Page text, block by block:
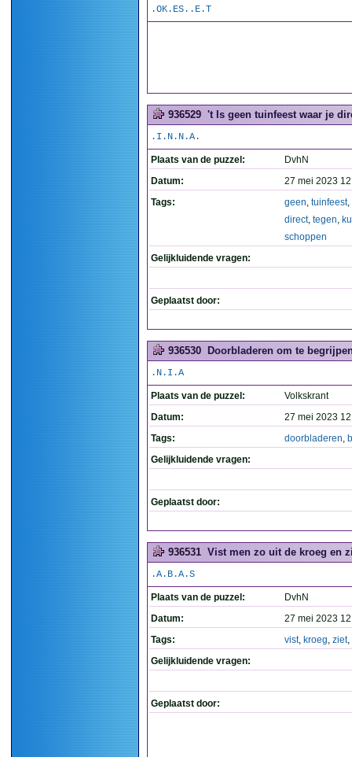
.OK.ES..E.T
936529 't Is geen tuinfeest waar je
.I.N.N.A.
Plaats van de puzzel:
DvhN
Datum:
27 mei 2023
Tags:
geen, tuinfeest,
direct, tegen,
schoppen
Gelijkluidende vragen:
Geplaatst door:
936530 Doorbladeren om te
.N.I.A
Plaats van de puzzel:
Volkskrant
Datum:
27 mei 2023
Tags:
doorbladeren,
Gelijkluidende vragen:
Geplaatst door:
936531 Vist men zo uit de kroeg en
.A.B.A.S
Plaats van de puzzel:
DvhN
Datum:
27 mei 2023
Tags:
vist, kroeg, ziet,
Gelijkluidende vragen:
Geplaatst door: